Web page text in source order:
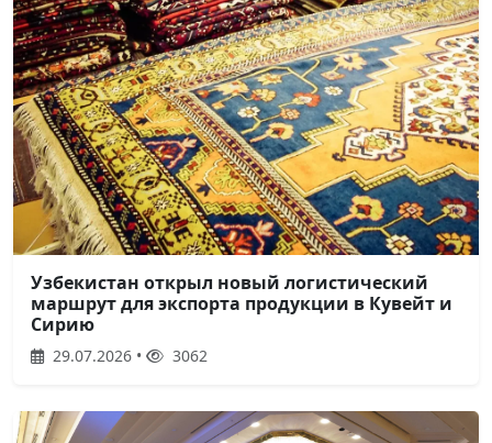
Узбекистан открыл новый логистический
маршрут для экспорта продукции в Кувейт и
Сирию
29.07.2026 • 3062